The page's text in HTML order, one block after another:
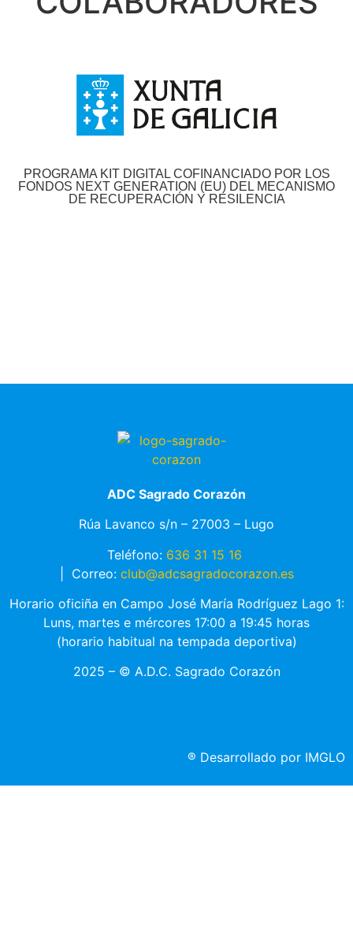
PROGRAMA KIT DIGITAL COFINANCIADO POR LOS
FONDOS NEXT GENERATION (EU) DEL MECANISMO
DE RECUPERACIÓN Y RESILENCIA
ADC Sagrado Corazón
Rúa Lavanco s/n – 27003 – Lugo
Teléfono: 636 31 15 16
Correo: club@adcsagradocorazon.es
Horario oficiña en Campo José María Rodríguez Lago 1:
Luns, martes e mércores 17:00 a 19:45 horas
(horario habitual na tempada deportiva)
2025 – © A.D.C. Sagrado Corazón
® Desarrollado por IMGLO